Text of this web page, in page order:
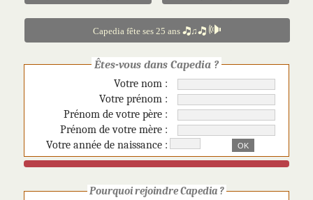
Capedia fête ses 25 ans 🎝♫🎝 🕪
Êtes-vous dans Capedia ?
Votre nom :
Votre prénom :
Prénom de votre père :
Prénom de votre mère :
Votre année de naissance :
Pourquoi rejoindre Capedia ?